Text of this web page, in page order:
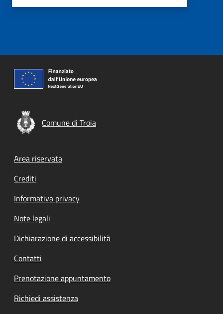
Comune di Troia
Footer menu
Area riservata
Crediti
Informativa privacy
Note legali
Dichiarazione di accessibilità
Contatti
Prenotazione appuntamento
Richiedi assistenza